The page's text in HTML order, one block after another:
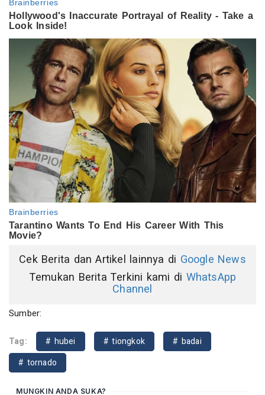
Cek Berita dan Artikel lainnya di Google News
Temukan Berita Terkini kami di WhatsApp
Channel
Sumber:
Tag: # hubei # tiongkok
# badai
# tornado